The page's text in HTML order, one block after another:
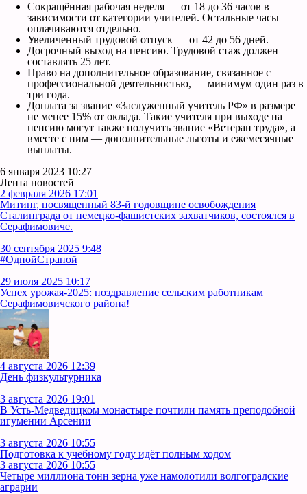
Сокращённая рабочая неделя — от 18 до 36 часов в
зависимости от категории учителей. Остальные часы
оплачиваются отдельно.
Увеличенный трудовой отпуск — от 42 до 56 дней.
Досрочный выход на пенсию. Трудовой стаж должен
составлять 25 лет.
Право на дополнительное образование, связанное с
профессиональной деятельностью, — минимум один раз в
три года.
Доплата за звание «Заслуженный учитель РФ» в размере
не менее 15% от оклада. Такие учителя при выходе на
пенсию могут также получить звание «Ветеран труда», а
вместе с ним — дополнительные льготы и ежемесячные
выплаты.
6 января 2023 10:27
Лента новостей
2 февраля 2026 17:01
Митинг, посвященный 83-й годовщине освобождения
Сталинграда от немецко-фашистских захватчиков, состоялся в
Серафимовиче.
30 сентября 2025 9:48
#ОднойСтраной
29 июля 2025 10:17
Успех урожая-2025: поздравление сельским работникам
Серафимовичского района!
4 августа 2026 12:39
День физкультурника
3 августа 2026 19:01
В Усть‑Медведицком монастыре почтили память преподобной
игумении Арсении
3 августа 2026 10:55
Подготовка к учебному году идёт полным ходом
3 августа 2026 10:55
Четыре миллиона тонн зерна уже намолотили волгоградские
аграрии